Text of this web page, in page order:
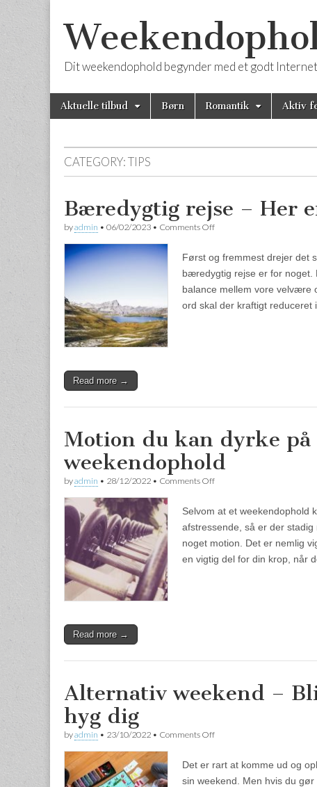
Dit weekendophold begynder med et godt
Main menu
Skip to content
Aktuelle tilbud Børn Romantik Aktiv
CATEGORY:TIPS
Bæredygtig rejse – Her
byadmin • 06/02/2023 • Comments Off
Først og fremmest drejer det
bæredygtig rejse er for noget.
balance mellem vore velvære
ord skal der kraftigt reduceret
Read more →
Motion du kan dyrke på
weekendophold
byadmin • 28/12/2022 • Comments Off
Selvom at et weekendophold
afstressende, så er der
noget motion. Det er nemlig
en vigtig del for din krop, når
Read more →
Alternativ weekend –
hyg dig
byadmin • 23/10/2022 • Comments Off
Det er rart at komme ud og
sin weekend. Men hvis du